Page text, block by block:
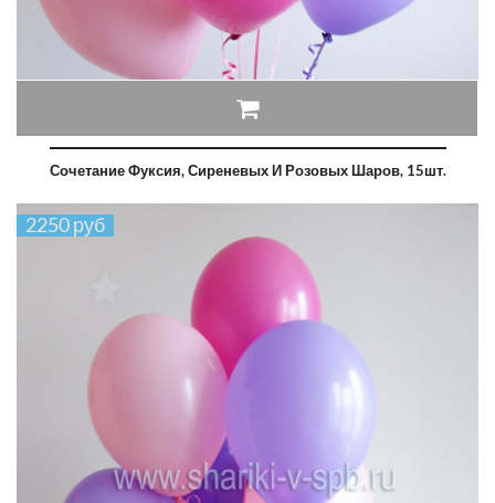
Сочетание Фуксия, Сиреневых И Розовых Шаров, 15шт.
2250 руб